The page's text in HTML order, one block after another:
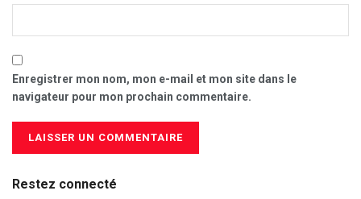
Enregistrer mon nom, mon e-mail et mon site dans le
navigateur pour mon prochain commentaire.
Restez connecté